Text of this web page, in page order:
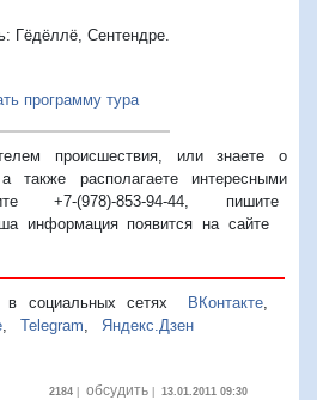
Гёдёллё, Сентендре.
программу тура
происшествия, или знаете о
также располагаете интересными
+7-(978)-853-94-44, пишите
информация появится на сайте
в социальных сетях ВКонтакте,
Telegram Яндекс.Дзен
2184| обсудить| 13.01.2011 09:30